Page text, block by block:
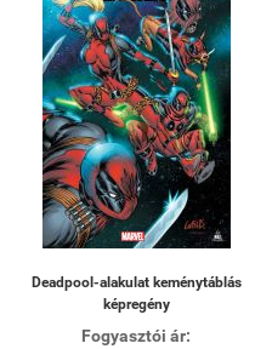
Deadpool-alakulat keménytáblás
képregény
Fogyasztói ár: